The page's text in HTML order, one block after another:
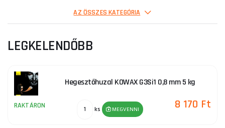
TIG (WIG) hegesztőhuzalok alumíniumra
TIG (WIG) hegesztőhuzalok rozsdamentes
acélra
TIG(WIG) hegesztőhuzalok acélra
AZ ÖSSZES KATEGÓRIA
LEGKELENDŐBB
Hegesztőhuzal KOWAX G3Si1 0,8 mm 5 kg
RAKTÁRON ks MEGVENNI 8 170 Ft